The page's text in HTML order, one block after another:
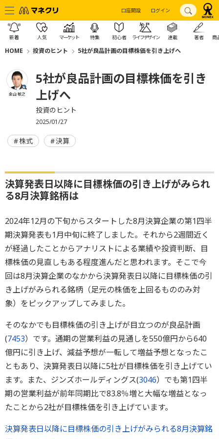
口座開設 ログイン
新着 人気 マーケット 特集 初心者 ライフデザイン 連載 著者 商
HOME 投資のヒント 5社が良品計画の目標株価を引き上げへ
金山 敏之
5社が良品計画の目標株価を引き
上げへ
投資のヒント
2025/01/27
株式 決算
決算発表日以降に目標株価の引き上げがみられ
る8月決算銘柄は
2024年12月の下旬からスタートした8月決算企業の第1四半
期決算発表も1月中旬に終了しました。それから2週間近く
が経過したことからアナリストによる業績や投資判断、目
標株価の見直しもある程度進んだと思われます。そこで今
回は8月決算企業のなかから決算発表日以降に目標株価の引
き上げがみられる銘柄（足元の株価を上回るもののみ対
象）をピックアップしてみました。
そのなかでも目標株価の引き上げが目立つのが良品計画
(7453）です。通期の営業利益の見通しを550億円から640
億円に引き上げ、減益予想が一転して増益予想となったこ
ともあり、決算発表日以降に5社が目標株価を引き上げてい
ます。また、ジンズホールディングス(3046）でも第1四半
期の営業利益が前年同期比で83.8％増と大幅な増益となっ
たことから2社が目標株価を引き上げています。
決算発表日以降に目標株価の引き上げがみられる8月決算銘